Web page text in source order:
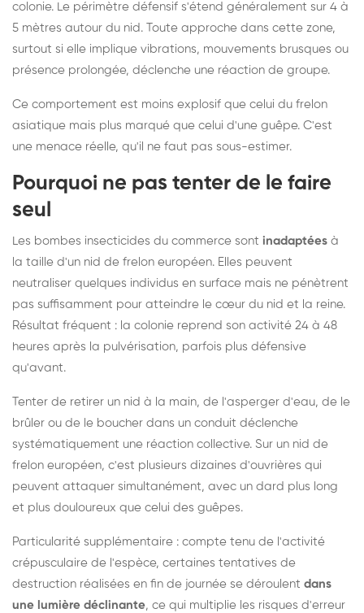
colonie. Le périmètre défensif s'étend généralement sur 4 à
5 mètres autour du nid. Toute approche dans cette zone,
surtout si elle implique vibrations, mouvements brusques ou
présence prolongée, déclenche une réaction de groupe.
Ce comportement est moins explosif que celui du frelon
asiatique mais plus marqué que celui d'une guêpe. C'est
une menace réelle, qu'il ne faut pas sous-estimer.
Pourquoi ne pas tenter de le faire
seul
Les bombes insecticides du commerce sont inadaptées à
la taille d'un nid de frelon européen. Elles peuvent
neutraliser quelques individus en surface mais ne pénètrent
pas suffisamment pour atteindre le cœur du nid et la reine.
Résultat fréquent : la colonie reprend son activité 24 à 48
heures après la pulvérisation, parfois plus défensive
qu'avant.
Tenter de retirer un nid à la main, de l'asperger d'eau, de le
brûler ou de le boucher dans un conduit déclenche
systématiquement une réaction collective. Sur un nid de
frelon européen, c'est plusieurs dizaines d'ouvrières qui
peuvent attaquer simultanément, avec un dard plus long
et plus douloureux que celui des guêpes.
Particularité supplémentaire : compte tenu de l'activité
crépusculaire de l'espèce, certaines tentatives de
destruction réalisées en fin de journée se déroulent dans
une lumière déclinante, ce qui multiplie les risques d'erreur